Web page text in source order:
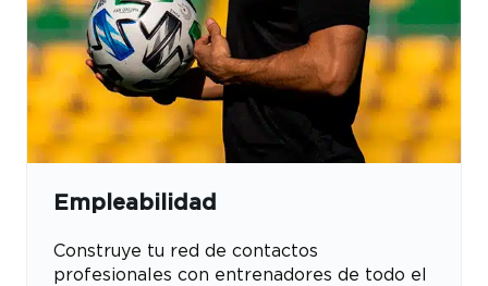
Empleabilidad
Construye tu red de contactos
profesionales con entrenadores de todo el